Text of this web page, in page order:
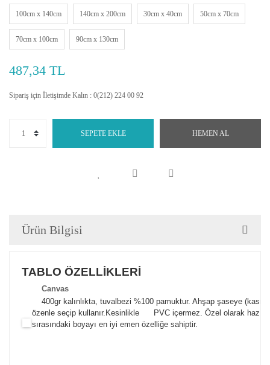
100cm x 140cm 140cm x 200cm 30cm x 40cm 50cm x 70cm
70cm x 100cm 90cm x 130cm
487,34 TL
Sipariş için İletişimde Kalın : 0(212) 224 00 92
SEPETE EKLE HEMEN AL
Ürün Bilgisi
TABLO ÖZELLİKLERİ
Canvas
400gr kalınlıkta, tuvalbezi %100 pamuktur. Ahşap şaseye
özenle seçip kullanır. Kesinlikle PVC içermez. Özel olarak
sırasındaki boyayı en iyi emen özelliğe sahiptir.